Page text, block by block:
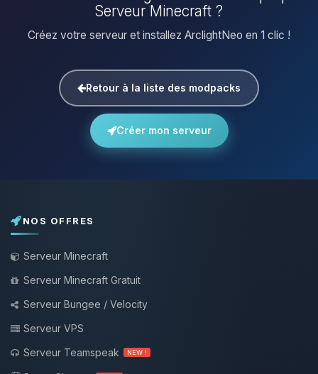
Serveur Minecraft ?
Créez votre serveur et installez ArclightNeo en 1 clic !
Retour à la liste des modpacks
Créer mon serveur
NOS OFFRES
Serveur Minecraft
Serveur Minecraft Gratuit
Serveur Bungee / Velocity
Serveur VPS
Serveur Teamspeak
NEW !